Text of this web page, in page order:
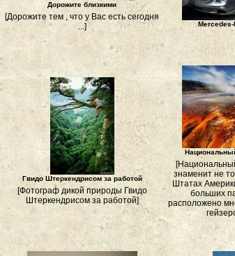
Дорожите близкими
[Дорожите тем , что у Вас есть сегодня
...]
Mercedes-
Гвидо Штеркендрисом за работой
[Фотограф дикой природы Гвидо
Штеркендрисом за работой]
знаменит не
Штатах
больших
расположено